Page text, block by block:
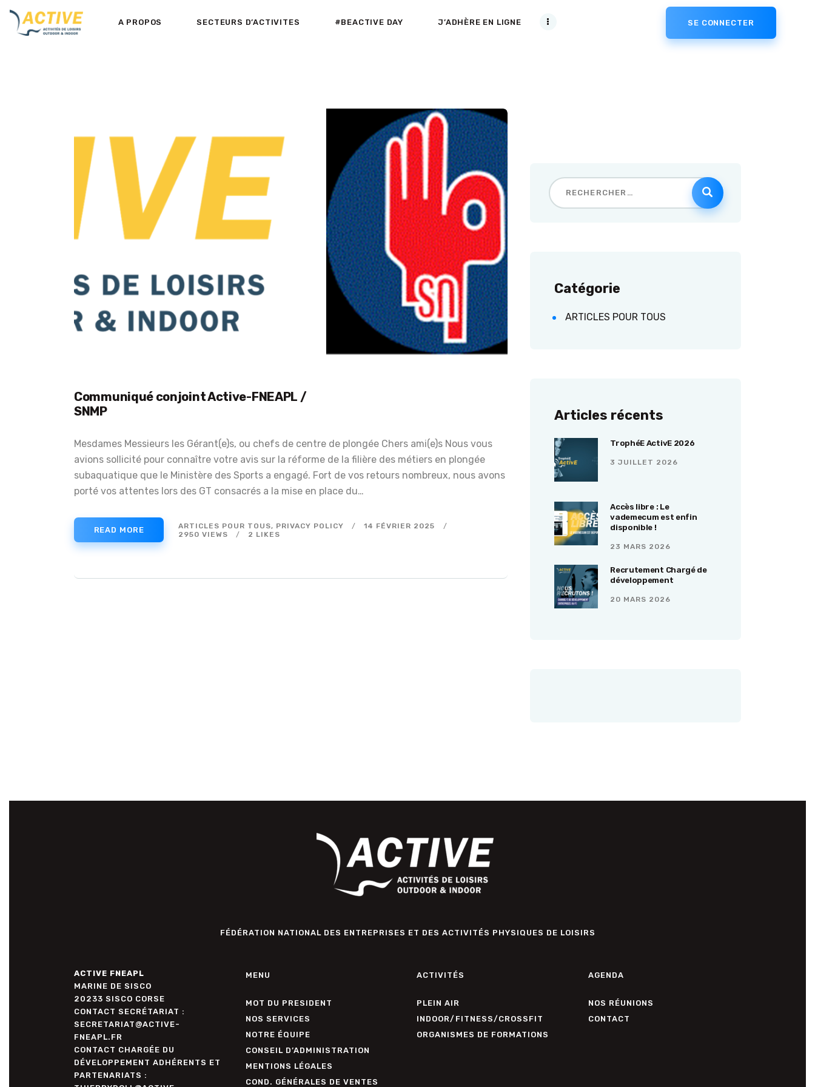
A PROPOS SECTEURS D’ACTIVITES #BEACTIVE DAY J’ADHÈRE EN LIGNE SE CONNECTER
ACCUEIL
D’ACTIVITES
#BEACTIVE DAY
LE CLUB PARTENAIRE
AGENDA
NEWS
VADEMECUM
J’ADHÈRE EN LIGNE
SE CONNECTER
Communiqué conjoint Active-FNEAPL /
SNMP
Mesdames Messieurs les Gérant(e)s, ou chefs de centre de plongée Chers ami(e)s Nous vous
avions sollicité pour connaître votre avis sur la réforme de la filière des métiers en plongée
subaquatique que le Ministère des Sports a engagé. Fort de vos retours nombreux, nous avons
porté vos attentes lors des GT consacrés a la mise en place du…
READ MORE ARTICLES POUR TOUS, PRIVACY POLICY
14 FÉVRIER 2025
2950 VIEWS 2 LIKES
Catégorie
ARTICLES POUR TOUS
Articles récents
TrophéE ActivE 2026
3 JUILLET 2026
Accès libre : Le
vademecum est enfin
disponible !
23 MARS 2026
Recrutement Chargé de
développement
20 MARS 2026
FÉDÉRATION NATIONAL DES ENTREPRISES ET DES ACTIVITÉS PHYSIQUES DE LOISIRS
ACTIVE FNEAPL
MARINE DE SISCO
20233 SISCO CORSE
CONTACT SECRÉTARIAT :
SECRETARIAT@ACTIVE-
FNEAPL.FR
CONTACT CHARGÉE DU
DÉVELOPPEMENT ADHÉRENTS ET
PARTENARIATS :
MENU
MOT DU PRESIDENT
NOS SERVICES
NOTRE ÉQUIPE
CONSEIL D’ADMINISTRATION
MENTIONS LÉGALES
COND. GÉNÉRALES DE VENTES
ACTIVITÉS
PLEIN AIR
INDOOR/FITNESS/CROSSFIT
ORGANISMES DE FORMATIONS
AGENDA
NOS RÉUNIONS
CONTACT